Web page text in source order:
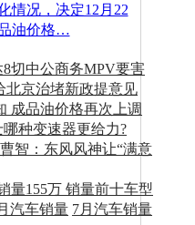
情况，决定12月22
油价格…
切中公商务MPV要害
北京治堵新政提意见
成品油价格再次上调
种变速器更给力?
智：东风风神让“满意
量155万 销量前十车型
汽车销量 7月汽车销量